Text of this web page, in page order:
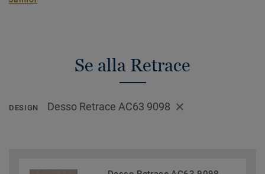
Se alla Retrace
DESIGN Desso Retrace AC63 9098